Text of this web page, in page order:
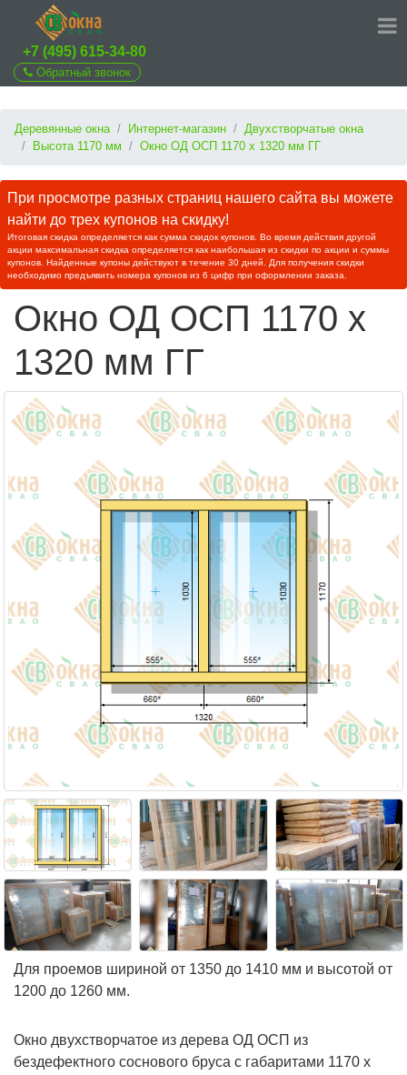
+7 (495) 615-34-80
Обратный звонок
Деревянные окна Интернет-магазин
Двухстворчатые окна
Высота 1170 мм
Окно ОД ОСП 1170 х 1320 мм ГГ
При просмотре разных страниц нашего сайта вы можете
найти до трех купонов на скидку!
Итоговая скидка определяется как сумма скидок купонов. Во время действия другой
акции максимальная скидка определяется как наибольшая из скидки по акции и суммы
купонов. Найденные купоны действуют в течение 30 дней. Для получения скидки
необходимо предъявить номера купонов из 6 цифр при оформлении заказа.
Окно ОД ОСП 1170 х
1320 мм ГГ
Для проемов шириной от 1350 до 1410 мм и высотой от
1200 до 1260 мм.
Окно двухстворчатое из дерева ОД ОСП из
бездефектного соснового бруса с габаритами 1170 х